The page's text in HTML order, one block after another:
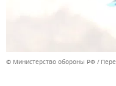
© Министерство обороны РФ